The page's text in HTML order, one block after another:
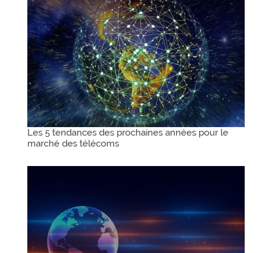
Les 5 tendances des prochaines années pour le
marché des télécoms